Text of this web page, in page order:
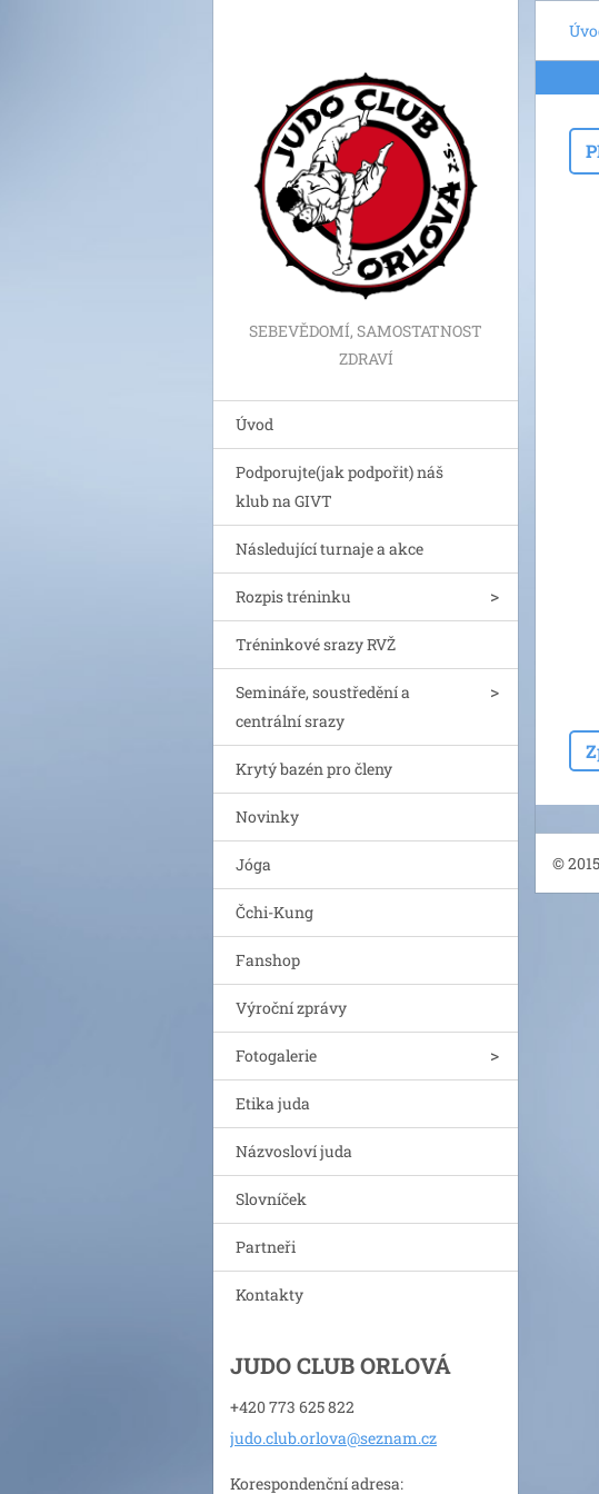
SEBEVĚDOMÍ, SAMOSTATNOST
ZDRAVÍ
Úvod
Podporujte(jak podpořit) náš
klub na GIVT
Následující turnaje a akce
Rozpis tréninku
Tréninkové srazy RVŽ
Semináře, soustředění a
centrální srazy
Krytý bazén pro členy
Novinky
Jóga
Čchi-Kung
Fanshop
Výroční zprávy
Fotogalerie
Etika juda
Názvosloví juda
Slovníček
Partneři
Kontakty
JUDO CLUB ORLOVÁ
+420 773 625 822
judo.club.orlova@seznam.cz
Korespondenční adresa:
©